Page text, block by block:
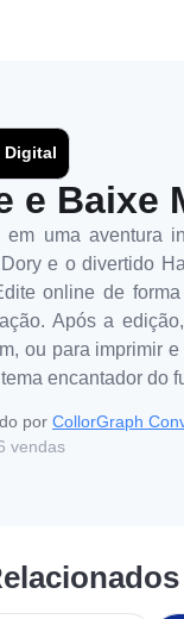
Digital
e Baixe
em uma aventura
e o divertido
online de
Após a
ou para imprimir
encantador do
por CollorGraph
vendas